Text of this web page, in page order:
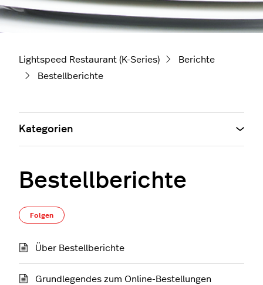
Lightspeed Restaurant (K-Series)
Berichte
Bestellberichte
Bestellberichte
Folgen
Über Bestellberichte
Grundlegendes zum Online-Bestellungen
Kategorien